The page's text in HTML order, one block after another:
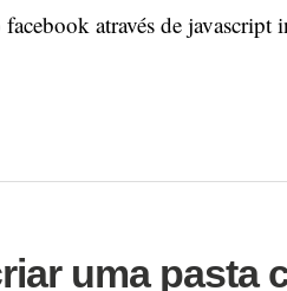
através de
uma pasta